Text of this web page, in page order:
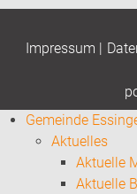
Impressum |
p
Gemeinde
Aktuelles
Aktuelle
Aktuelle